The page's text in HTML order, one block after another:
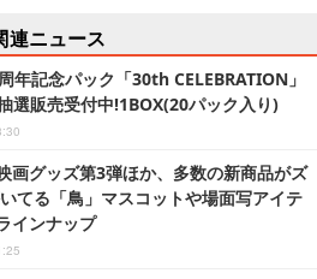
連ニュース
年記念パック「30th CELEBRATION」
選販売受付中!1BOX(20パック入り)
画グッズ第3弾ほか、多数の新商品がズ
てる「鳥」マスコットや場面写アイテ
インナップ